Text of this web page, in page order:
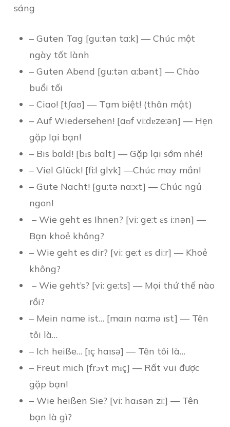
sáng
– Guten Tag [gu:tən ta:k] — Chúc một
ngày tốt lành
– Guten Abend [gu:tən a:bənt] — Chào
buổi tối
– Ciao! [tʃaʊ] — Tạm biệt! (thân mật)
– Auf Wiedersehen! [aʊf vi:dɐze:ən] — Hẹn
gặp lại bạn!
– Bis bald! [bɪs balt] — Gặp lại sớm nhé!
– Viel Glück! [fi:l glʏk] —Chúc may mắn!
– Gute Nacht! [gu:tə na:xt] — Chúc ngủ
ngon!
– Wie geht es Ihnen? [vi: ge:t ɛs i:nən] —
Bạn khoẻ không?
– Wie geht es dir? [vi: ge:t ɛs di:r] — Khoẻ
không?
– Wie geht’s? [vi: ge:ts] — Mọi thứ thế nào
rồi?
– Mein name ist… [maɪn na:mə ɪst] — Tên
tôi là…
– Ich heiße… [ɪç haɪsə] — Tên tôi là…
– Freut mich [frɔʏt mɪç] — Rất vui được
gặp bạn!
– Wie heißen Sie? [vi: haɪsən zi:] — Tên
bạn là gì?